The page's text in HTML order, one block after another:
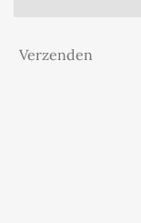
Verzenden